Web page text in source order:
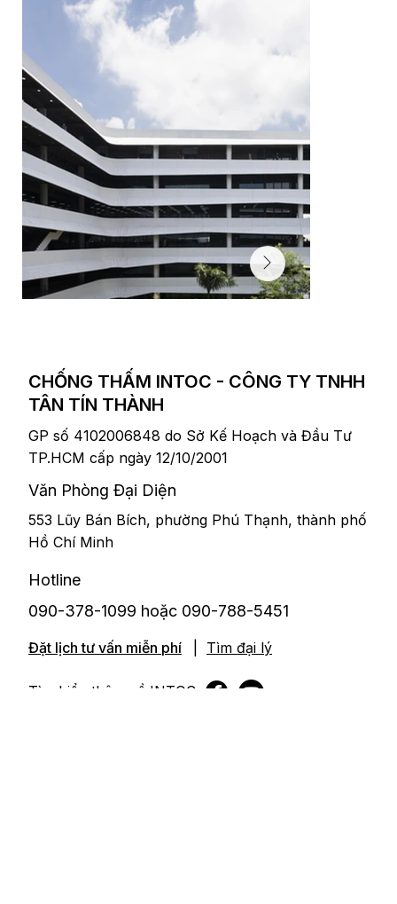
F-Town 3 (FPT Software)
hơn 10.000 m2 tầng hầm
CHỐNG THẤM INTOC - CÔNG TY TNHH
TÂN TÍN THÀNH
GP số 4102006848 do Sở Kế Hoạch và Đầu Tư
TP.HCM cấp ngày 12/10/2001
​Văn Phòng Đại Diện
553 Lũy Bán Bích, phường Phú Thạnh, thành phố
Hồ Chí Minh
Hotline
090-378-1099 hoặc 090-788-5451
Đặt lịch tư vấn miễn phí Tìm đại lý
Tìm hiểu thêm về INTOC